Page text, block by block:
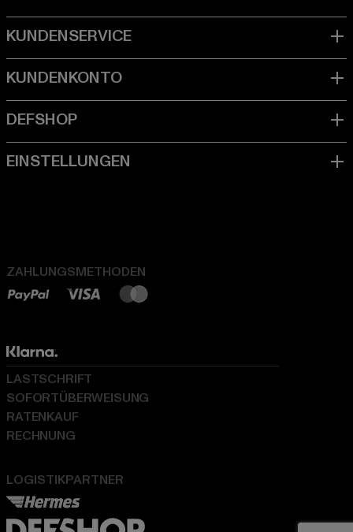
ZAHLUNGSMETHODEN
LOGISTIKPARTNER
LASTSCHRIFT
SOFORTÜBERWEISUNG
RATENKAUF
RECHNUNG